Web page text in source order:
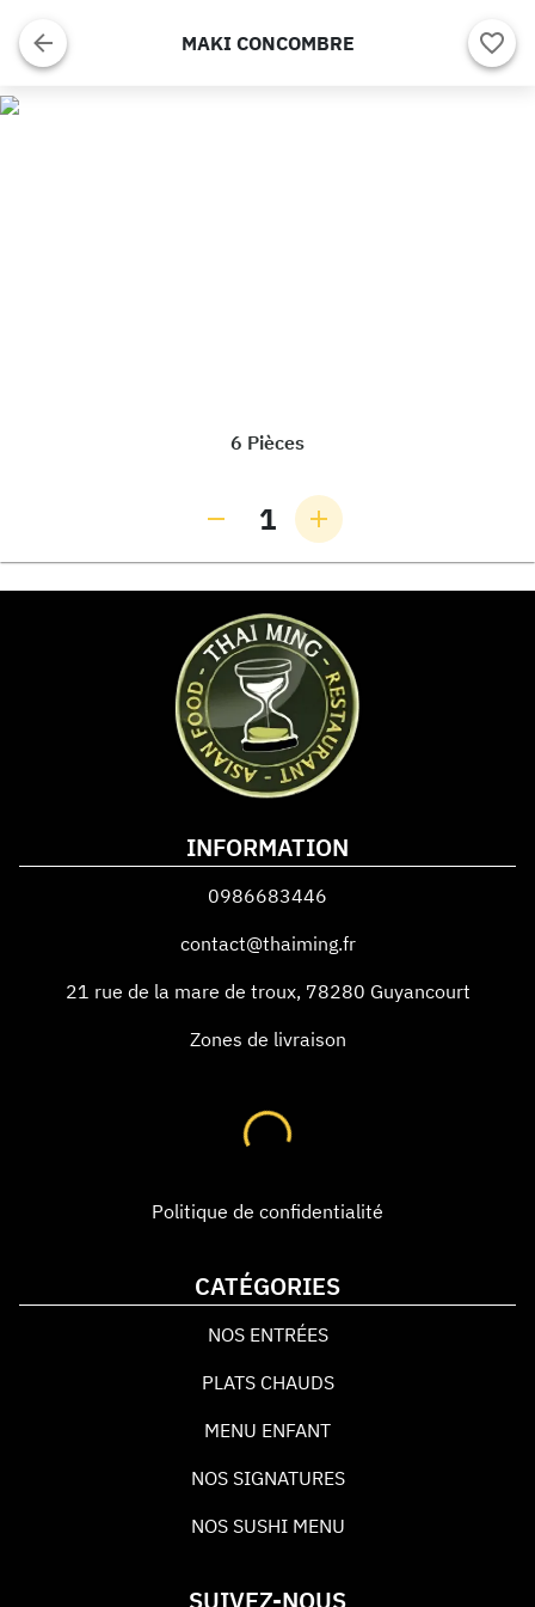
MAKI CONCOMBRE
6 Pièces
1
INFORMATION
0986683446
contact@thaiming.fr
21 rue de la mare de troux, 78280 Guyancourt
Zones de livraison
Politique de confidentialité
CATÉGORIES
NOS ENTRÉES
PLATS CHAUDS
MENU ENFANT
NOS SIGNATURES
NOS SUSHI MENU
SUIVEZ-NOUS